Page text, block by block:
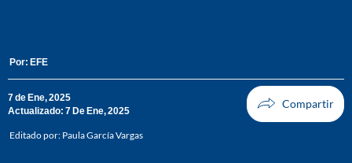
Por: EFE
7 de Ene, 2025
Actualizado: 7 De Ene, 2025
Editado por: Paula García Vargas